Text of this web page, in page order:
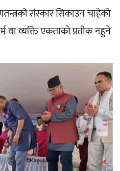
संस्कार सिकाउन चाहेको
व्यक्ति एकताको प्रतीक नहुने